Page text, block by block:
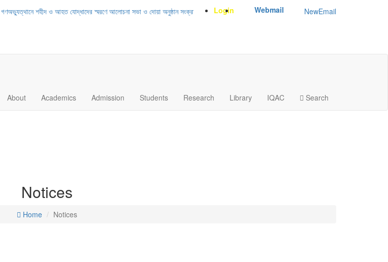
শহীদ ও আহত যোদ্ধাদের স্মরণে আলোচনা সভা ও দোয়া অনুষ্ঠান সংক্রান্ত| January-June/2025 Master and PhD Semester Final Exam
Login Webmail NewEmail
About Academics Admission Students Research Library IQAC Search
Notices
Home Notices